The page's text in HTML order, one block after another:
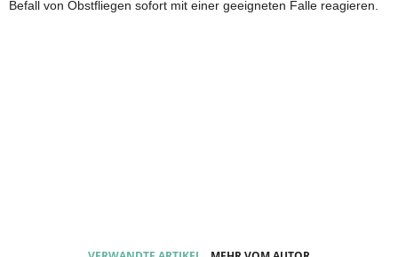
Befall von Obstfliegen sofort mit einer geeigneten Falle reagieren.